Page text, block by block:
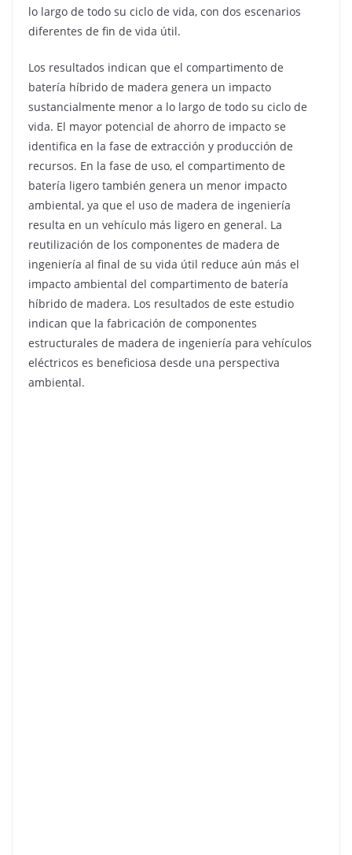
lo largo de todo su ciclo de vida, con dos escenarios
diferentes de fin de vida útil.
Los resultados indican que el compartimento de
batería híbrido de madera genera un impacto
sustancialmente menor a lo largo de todo su ciclo de
vida. El mayor potencial de ahorro de impacto se
identifica en la fase de extracción y producción de
recursos. En la fase de uso, el compartimento de
batería ligero también genera un menor impacto
ambiental, ya que el uso de madera de ingeniería
resulta en un vehículo más ligero en general. La
reutilización de los componentes de madera de
ingeniería al final de su vida útil reduce aún más el
impacto ambiental del compartimento de batería
híbrido de madera. Los resultados de este estudio
indican que la fabricación de componentes
estructurales de madera de ingeniería para vehículos
eléctricos es beneficiosa desde una perspectiva
ambiental.